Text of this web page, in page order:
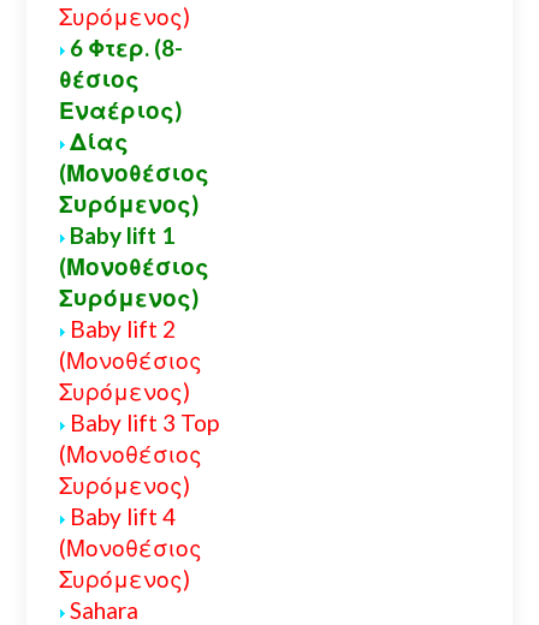
Συρόμενος)
6 Φτερ. (8-
θέσιος
Εναέριος)
Δίας
(Μονοθέσιος
Συρόμενος)
Baby lift 1
(Μονοθέσιος
Συρόμενος)
Baby lift 2
(Μονοθέσιος
Συρόμενος)
Baby lift 3 Top
(Μονοθέσιος
Συρόμενος)
Baby lift 4
(Μονοθέσιος
Συρόμενος)
Sahara